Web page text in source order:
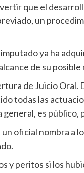
que el
un
ya ha
de su
de Juicio
todas las
es
oficial nombra
y peritos si los